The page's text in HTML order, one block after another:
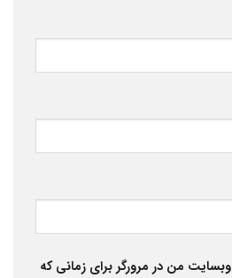
من در مرورگر برای زمانی که